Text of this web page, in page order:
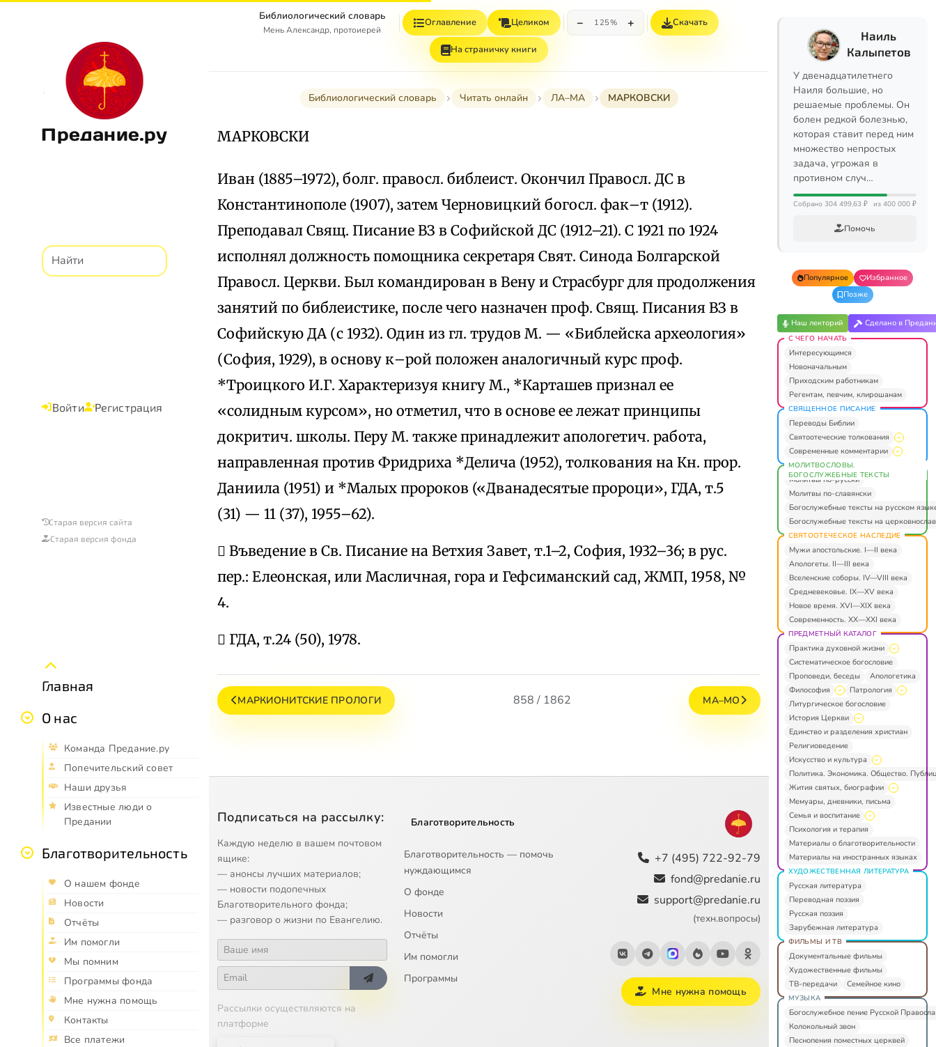
Предание.ру
Войти Регистрация
Старая версия сайта
Старая версия фонда
Главная
О нас
Команда Предание.ру
Попечительский совет
Наши друзья
Известные люди о
Предании
Благотворительность
О нашем фонде
Новости
Отчёты
Им помогли
Мы помним
Программы фонда
Мне нужна помощь
Контакты
Все платежи
Библиологический словарь
Мень Александр, протоиерей
Оглавление Целиком − 125% + Скачать
На страничку книги
Библиологический словарь Читать онлайн ЛА–МА МАРКОВСКИ
МАРКОВСКИ
Иван (1885–1972), болг. правосл. библеист. Окончил Правосл. ДС в
Константинополе (1907), затем Черновицкий богосл. фак–т (1912).
Преподавал Свящ. Писание ВЗ в Софийской ДС (1912–21). С 1921 по 1924
исполнял должность помощника секретаря Свят. Синода Болгарской
Правосл. Церкви. Был командирован в Вену и Страсбург для продолжения
занятий по библеистике, после чего назначен проф. Свящ. Писания ВЗ в
Софийскую ДА (с 1932). Один из гл. трудов М. — «Библейска археология»
(София, 1929), в основу к–рой положен аналогичный курс проф.
*Троицкого И.Г. Характеризуя книгу М., *Карташев признал ее
«солидным курсом», но отметил, что в основе ее лежат принципы
докритич. школы. Перу М. также принадлежит апологетич. работа,
направленная против Фридриха *Делича (1952), толкования на Кн. прор.
Даниила (1951) и *Малых пророков («Дванадесятые пророци», ГДА, т.5
(31) — 11 (37), 1955–62).
 Въведение в Св. Писание на Ветхия Завет, т.1–2, София, 1932–36; в рус.
пер.: Елеонская, или Масличная, гора и Гефсиманский сад, ЖМП, 1958, №
4.
 ГДА, т.24 (50), 1978.
МАРКИОНИТСКИЕ ПРОЛОГИ 858 / 1862 МА–МО
Подписаться на рассылку:
Каждую неделю в вашем почтовом
ящике:
— анонсы лучших материалов;
— новости подопечных
Благотворительного фонда;
— разговор о жизни по Евангелию.
Рассылки осуществляются на
платформе
Благотворительность
Благотворительность — помочь
нуждающимся
О фонде
Новости
Отчёты
Им помогли
Программы
+7 (495) 722-92-79
fond@predanie.ru
support@predanie.ru
(техн.вопросы)
Мне нужна помощь
Наиль
Калыпетов
У двенадцатилетнего
Наиля большие, но
решаемые проблемы. Он
болен редкой болезнью,
которая ставит перед ним
множество непростых
задача, угрожая в
противном случ…
Собрано 304 499,63 ₽ из 400 000 ₽
Помочь
Популярное
Избранное
Позже
Наш лекторий Сделано в
С ЧЕГО НАЧАТЬ
Интересующимся
Новоначальным
Приходским работникам
Регентам, певчим, клирошанам
СВЯЩЕННОЕ ПИСАНИЕ
Переводы Библии
Святоотеческие толкования
Современные комментарии
МОЛИТВОСЛОВЫ.
БОГОСЛУЖЕБНЫЕ ТЕКСТЫ
Молитвы по-русски
Молитвы по-славянски
Богослужебные тексты на русском
Богослужебные тексты на
СВЯТООТЕЧЕСКОЕ НАСЛЕДИЕ
Мужи апостольские. I—II века
Апологеты. II—III века
Вселенские соборы. IV—VIII века
Средневековье. IX—XV века
Новое время. XVI—XIX века
Современность. XX—XXI века
ПРЕДМЕТНЫЙ КАТАЛОГ
Практика духовной жизни
Систематическое богословие
Проповеди, беседы
Апологетика
Философия
Патрология
Литургическое богословие
История Церкви
Единство и разделения христиан
Религиоведение
Искусство и культура
Политика. Экономика. Общество.
Жития святых, биографии
Мемуары, дневники, письма
Семья и воспитание
Психология и терапия
Материалы о благотворительности
Материалы на иностранных языках
ХУДОЖЕСТВЕННАЯ ЛИТЕРАТУРА
Русская литература
Переводная поэзия
Русская поэзия
Зарубежная литература
ФИЛЬМЫ И ТВ
Документальные фильмы
Художественные фильмы
ТВ-передачи
Семейное кино
МУЗЫКА
Богослужебное пение Русской
Колокольный звон
Песнопения поместных церквей